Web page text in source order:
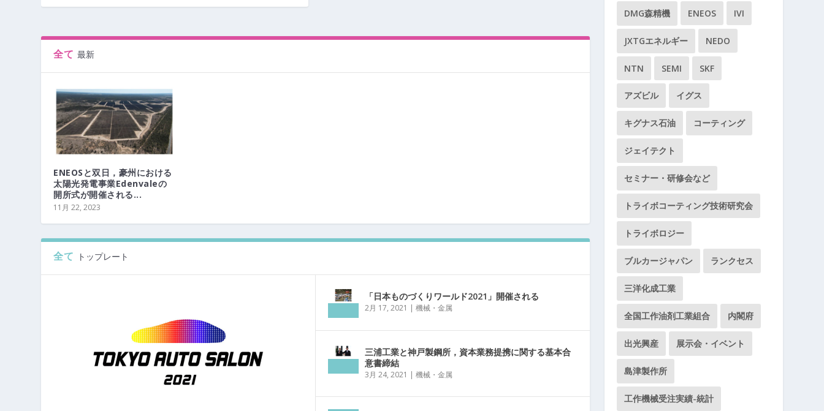
全て 最新
ENEOSと双日，豪州における
太陽光発電事業Edenvaleの
開所式が開催される...
11月 22, 2023
全て トップレート
「日本ものづくりワールド2021」開催される
2月 17, 2021 | 機械・金属
三浦工業と神戸製鋼所，資本業務提携に関する基本合
意書締結
3月 24, 2021 | 機械・金属
DMG森精機 ENEOS IVI
JXTGエネルギー NEDO
NTN SEMI SKF
アズビル イグス
キグナス石油 コーティング
ジェイテクト
セミナー・研修会など
トライボコーティング技術研究会
トライボロジー
ブルカージャパン ランクセス
三洋化成工業
全国工作油剤工業組合 内閣府
出光興産 展示会・イベント
島津製作所
工作機械受注実績-統計